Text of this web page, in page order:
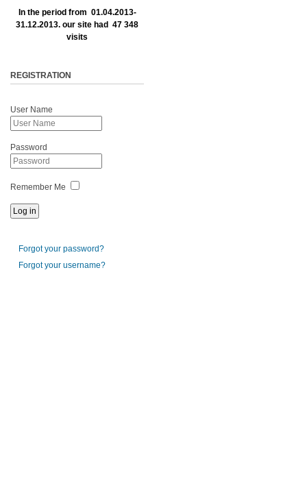
In the period from 01.04.2013-
31.12.2013. our site had 47 348
visits
REGISTRATION
User Name
Password
Remember Me
Forgot your password?
Forgot your username?